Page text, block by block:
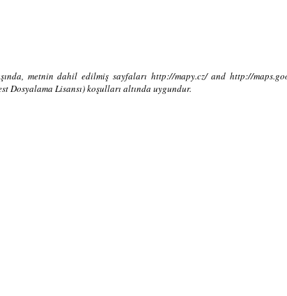
metnin dahil edilmiş sayfaları http://mapy.cz/ and http://
Dosyalama Lisansı) koşulları altında uygundur.